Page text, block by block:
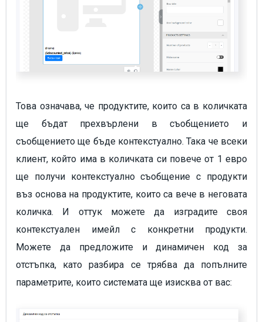
Това означава, че продуктите, които са в количката
ще бъдат прехвърлени в съобщението и
съобщението ще бъде контекстуално. Така че всеки
клиент, който има в количката си повече от 1 евро
ще получи контекстуално съобщение с продукти
въз основа на продуктите, които са вече в неговата
количка. И оттук можете да изградите своя
контекстуален имейл с конкретни продукти.
Можете да предложите и динамичен код за
отстъпка, като разбира се трябва да попълните
параметрите, които системата ще изисква от вас: